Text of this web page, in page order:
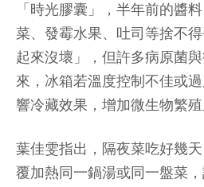
「時光膠囊」，半年前的醬
菜、發霉水果、吐司等捨不
起來沒壞」，但許多病原菌
來，冰箱若溫度控制不佳或
響冷藏效果，增加微生物繁殖
葉佳雯指出，隔夜菜吃好幾
覆加熱同一鍋湯或同一盤菜